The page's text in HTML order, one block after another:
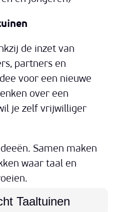
de inzet van
partners en
voor een nieuwe
over een
je zelf vrijwilliger
Samen maken
waar taal en
Taaltuinen